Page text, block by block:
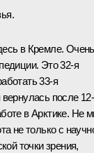
в Кремле. Очень
Это 32-я
33-я
после 12-
в Арктике. Не
не только с
точки зрения,